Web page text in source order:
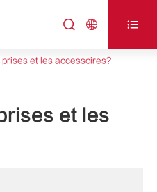
  
prises et les accessoires?
et les